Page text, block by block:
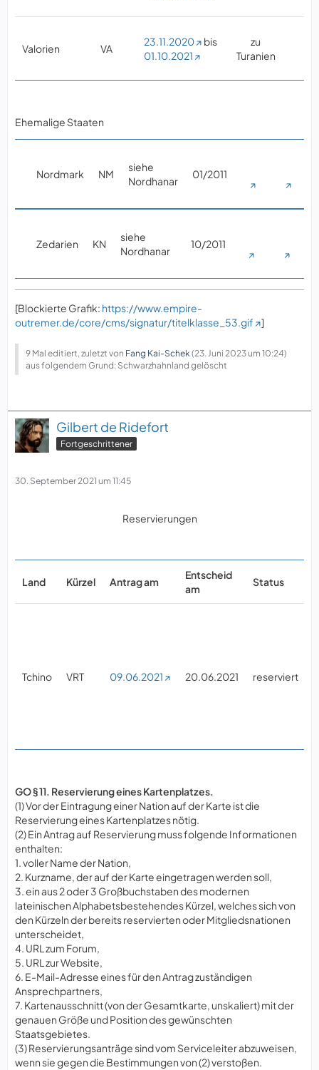
Valorien VA
23.11.2020
bis
01.10.2021
zu
Turanien
Ehemalige Staaten
Nordmark NM
siehe
Nordhanar
01/2011
Zedarien KN
siehe
Nordhanar
10/2011
[Blockierte Grafik: https://www.empire-
outremer.de/core/cms/signatur/titelklasse_53.gif
]
9 Mal editiert, zuletzt von Fang Kai-Schek(23. Juni 2023 um 10:24)
aus folgendem Grund: Schwarzhahnland gelöscht
Gilbert de Ridefort
Fortgeschrittener
30. September 2021 um 11:45
Reservierungen
Land Kürzel Antrag am
Entscheid
am
Status
Tchino VRT 09.06.2021 20.06.2021 reserviert
GO § 11. Reservierung eines Kartenplatzes.
(1) Vor der Eintragung einer Nation auf der Karte ist die
Reservierung eines Kartenplatzes nötig.
(2) Ein Antrag auf Reservierung muss folgende Informationen
enthalten:
1. voller Name der Nation,
2. Kurzname, der auf der Karte eingetragen werden soll,
3. ein aus 2 oder 3 Großbuchstaben des modernen
lateinischen Alphabetsbestehendes Kürzel, welches sich von
den Kürzeln der bereits reservierten oder Mitgliedsnationen
unterscheidet,
4. URL zum Forum,
5. URL zur Website,
6. E-Mail-Adresse eines für den Antrag zuständigen
Ansprechpartners,
7. Kartenausschnitt (von der Gesamtkarte, unskaliert) mit der
genauen Größe und Position des gewünschten
Staatsgebietes.
(3) Reservierungsanträge sind vom Serviceleiter abzuweisen,
wenn sie gegen die Bestimmungen von (2) verstoßen.